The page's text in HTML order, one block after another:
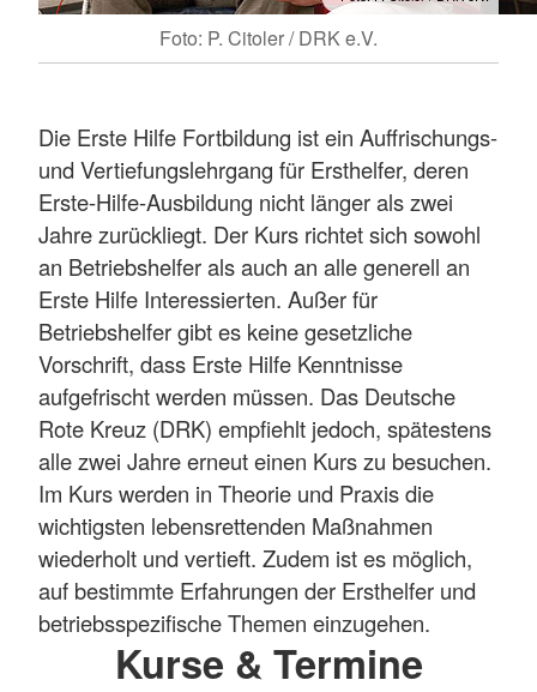
Foto: P. Citoler / DRK e.V.
Die Erste Hilfe Fortbildung ist ein Auffrischungs-
und Vertiefungslehrgang für Ersthelfer, deren
Erste-Hilfe-Ausbildung nicht länger als zwei
Jahre zurückliegt. Der Kurs richtet sich sowohl
an Betriebshelfer als auch an alle generell an
Erste Hilfe Interessierten. Außer für
Betriebshelfer gibt es keine gesetzliche
Vorschrift, dass Erste Hilfe Kenntnisse
aufgefrischt werden müssen. Das Deutsche
Rote Kreuz (DRK) empfiehlt jedoch, spätestens
alle zwei Jahre erneut einen Kurs zu besuchen.
Im Kurs werden in Theorie und Praxis die
wichtigsten lebensrettenden Maßnahmen
wiederholt und vertieft. Zudem ist es möglich,
auf bestimmte Erfahrungen der Ersthelfer und
betriebsspezifische Themen einzugehen.
Kurse & Termine